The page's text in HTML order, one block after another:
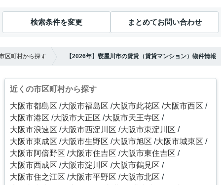
検索条件を変更 まとめてお問い合わせ
区町村から探す 【2026年】寝屋川市の賃貸（賃貸マンション）物件情報
近くの市区町村から探す
大阪市都島区 大阪市福島区 大阪市此花区 大阪市西区
大阪市港区 大阪市大正区 大阪市天王寺区
大阪市浪速区 大阪市西淀川区 大阪市東淀川区
大阪市東成区 大阪市生野区 大阪市旭区 大阪市城東区
大阪市阿倍野区 大阪市住吉区 大阪市東住吉区
大阪市西成区 大阪市淀川区 大阪市鶴見区
大阪市住之江区 大阪市平野区 大阪市北区